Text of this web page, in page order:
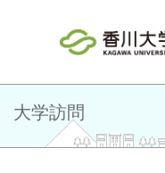
大学訪問